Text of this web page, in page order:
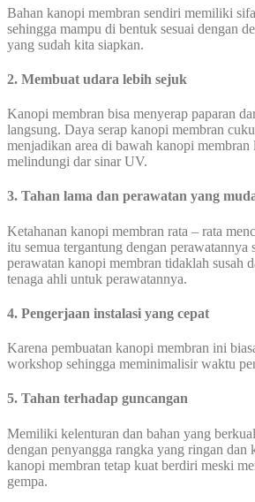
Bahan kanopi membran sendiri memiliki
sehingga mampu di bentuk sesuai dengan
yang sudah kita siapkan.
2. Membuat udara lebih sejuk
Kanopi membran bisa menyerap paparan
langsung. Daya serap kanopi membran
menjadikan area di bawah kanopi membran
melindungi dar sinar UV.
3. Tahan lama dan perawatan yang
Ketahanan kanopi membran rata – rata
itu semua tergantung dengan perawatannya
perawatan kanopi membran tidaklah susah
tenaga ahli untuk perawatannya.
4. Pengerjaan instalasi yang cepat
Karena pembuatan kanopi membran ini
workshop sehingga meminimalisir waktu
5. Tahan terhadap guncangan
Memiliki kelenturan dan bahan yang
dengan penyangga rangka yang ringan dan
kanopi membran tetap kuat berdiri meski
gempa.